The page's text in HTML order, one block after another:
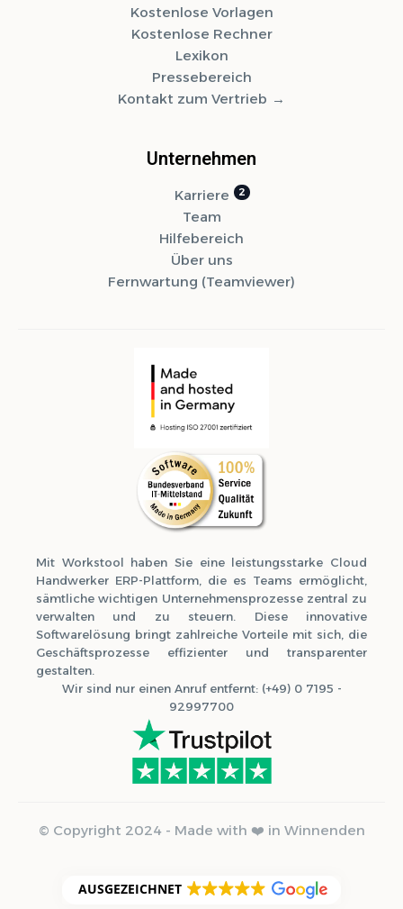
Kostenlose Vorlagen
Kostenlose Rechner
Lexikon
Pressebereich
Kontakt zum Vertrieb
Unternehmen
Karriere
Team
Hilfebereich
Über uns
Fernwartung (Teamviewer)
Mit Workstool haben Sie eine leistungsstarke Cloud
Handwerker ERP-Plattform, die es Teams ermöglicht,
sämtliche wichtigen Unternehmensprozesse zentral zu
verwalten und zu steuern. Diese innovative
Softwarelösung bringt zahlreiche Vorteile mit sich, die
Geschäftsprozesse effizienter und transparenter
gestalten.
Wir sind nur einen Anruf entfernt: (+49) 0 7195 -
92997700
© Copyright 2024 - Made with ❤️ in Winnenden
AUSGEZEICHNET